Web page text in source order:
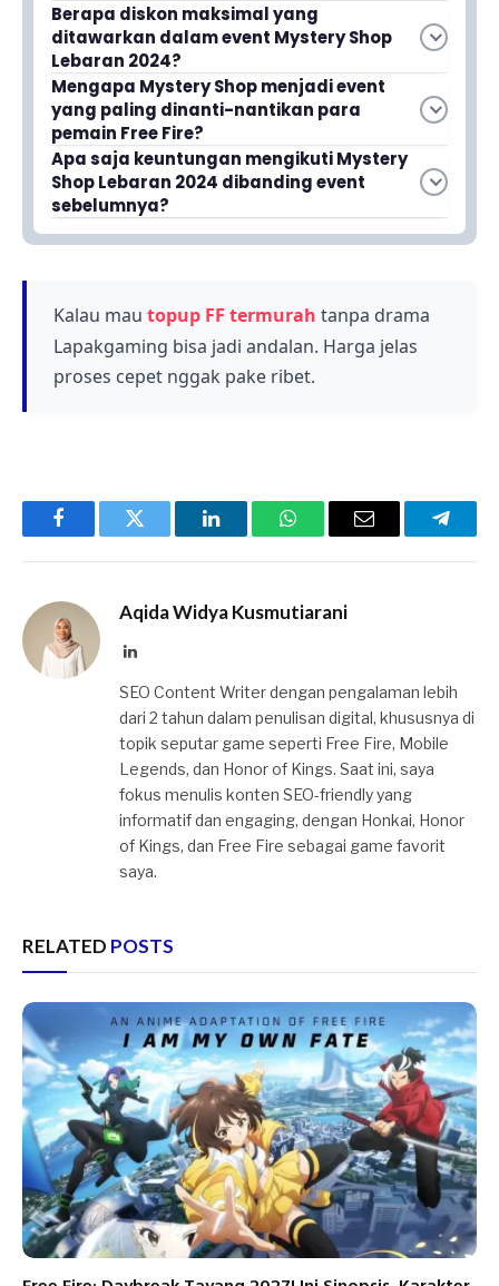
Berapa diskon maksimal yang
ditawarkan dalam event Mystery Shop
Lebaran 2024?
Menurut bocoran yang beredar, event ini
menawarkan diskon hingga 90% untuk berbagai
item menarik. Ini merupakan penawaran yang
lebih menggiurkan dibandingkan event Mystery
Shop sebelumnya.
Mengapa Mystery Shop menjadi event
yang paling dinanti-nantikan para
pemain Free Fire?
Mystery Shop adalah event favorit karena
memberikan kesempatan kepada Survivors
untuk mendapatkan item-item eksklusif
dengan harga yang sangat terjangkau. Event ini
Apa saja keuntungan mengikuti Mystery
Shop Lebaran 2024 dibanding event
sebelumnya?
Event Lebaran 2024 menawarkan penawaran
mendapatkan item-item premium dengan
harga yang lebih terjangkau dibandingkan
event Mystery Shop sebelumnya.
Kalau mau topup FF termurah tanpa drama
Lapakgaming bisa jadi andalan. Harga jelas
proses cepet nggak pake ribet.
FacebookTwitter LinkedInWhatsAppEmail
Aqida Widya Kusmutiarani
LinkedIn
SEO Content Writer dengan pengalaman lebih
dari 2 tahun dalam penulisan digital, khususnya di
topik seputar game seperti Free Fire, Mobile
Legends, dan Honor of Kings. Saat ini, saya
fokus menulis konten SEO-friendly yang
informatif dan engaging, dengan Honkai, Honor
of Kings, dan Free Fire sebagai game favorit
saya.
RELATED POSTS